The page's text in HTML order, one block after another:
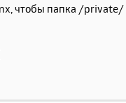
чтобы папка /private/